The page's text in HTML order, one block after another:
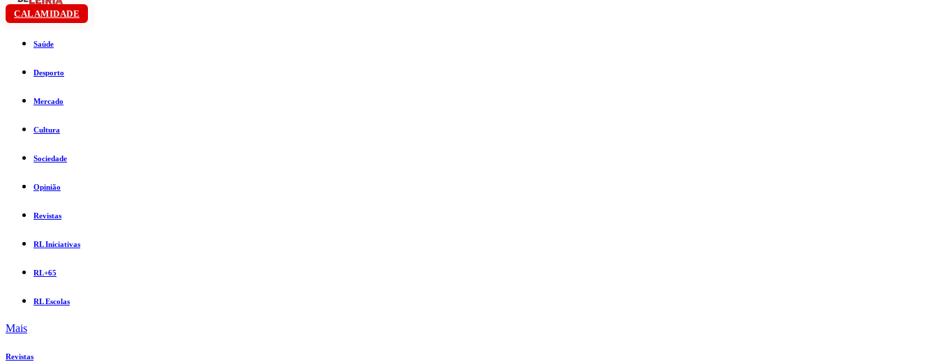
CALAMIDADE
Saúde
Desporto
Mercado
Cultura
Sociedade
Opinião
Revistas
RL Iniciativas
RL+65
RL Escolas
Mais
Revistas